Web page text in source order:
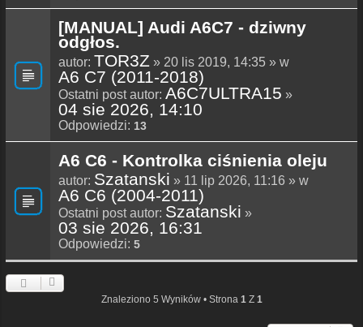
[MANUAL] Audi A6C7 - dziwny
odgłos.
autor: TOR3Z » 20 lis 2019, 14:35 » w
A6 C7 (2011-2018)
Ostatni post autor: A6C7ULTRA15 »
04 sie 2026, 14:10
Odpowiedzi: 13
A6 C6 - Kontrolka ciśnienia oleju
autor: Szatanski » 11 lip 2026, 11:16 » w
A6 C6 (2004-2011)
Ostatni post autor: Szatanski »
03 sie 2026, 16:31
Odpowiedzi: 5
Znaleziono 5 Wyników • Strona 1 Z 1